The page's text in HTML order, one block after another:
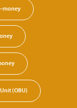
money
(OBU)